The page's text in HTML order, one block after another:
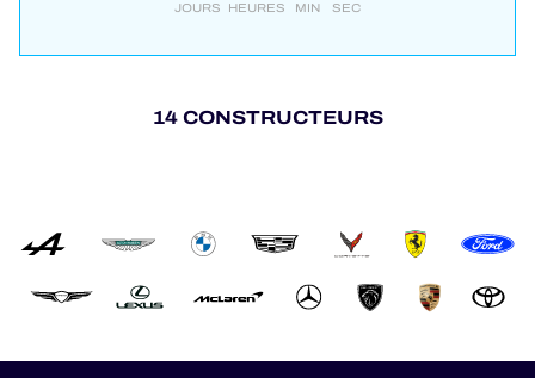
JOURS HEURES MIN SEC
14 CONSTRUCTEURS